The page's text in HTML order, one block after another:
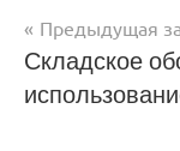
Навигация
по
Предыдущая
Складское